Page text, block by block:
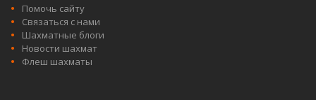
Помочь сайту
Связаться с нами
Шахматные блоги
Новости шахмат
Флеш шахматы